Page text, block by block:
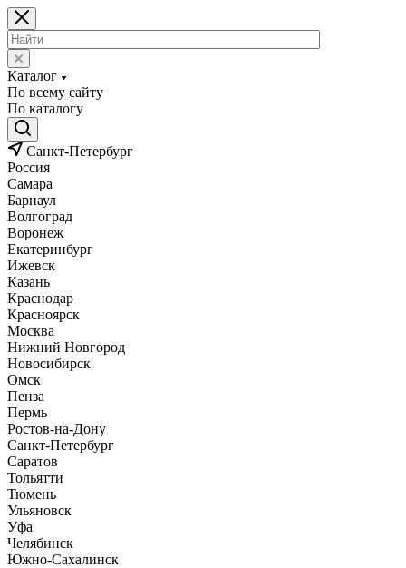
Каталог
По всему сайту
По каталогу
Санкт-Петербург
Россия
Самара
Барнаул
Волгоград
Воронеж
Екатеринбург
Ижевск
Казань
Краснодар
Красноярск
Москва
Нижний Новгород
Новосибирск
Омск
Пенза
Пермь
Ростов-на-Дону
Санкт-Петербург
Саратов
Тольятти
Тюмень
Ульяновск
Уфа
Челябинск
Южно-Сахалинск